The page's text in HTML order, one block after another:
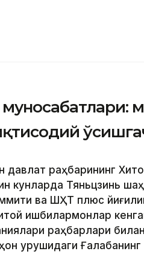
муносабатлари:
давлат раҳбарининг
кунларда Тяньцзинь
ва ШҲТ плюс
ишбилармонлар
раҳбарлари
урушидаги Ғалабанинг